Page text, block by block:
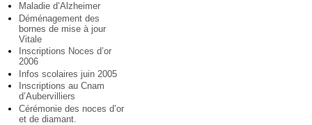
Maladie d’Alzheimer
Déménagement des
bornes de mise à jour
Vitale
Inscriptions Noces d’or
2006
Infos scolaires juin 2005
Inscriptions au Cnam
d’Aubervilliers
Cérémonie des noces d’or
et de diamant.